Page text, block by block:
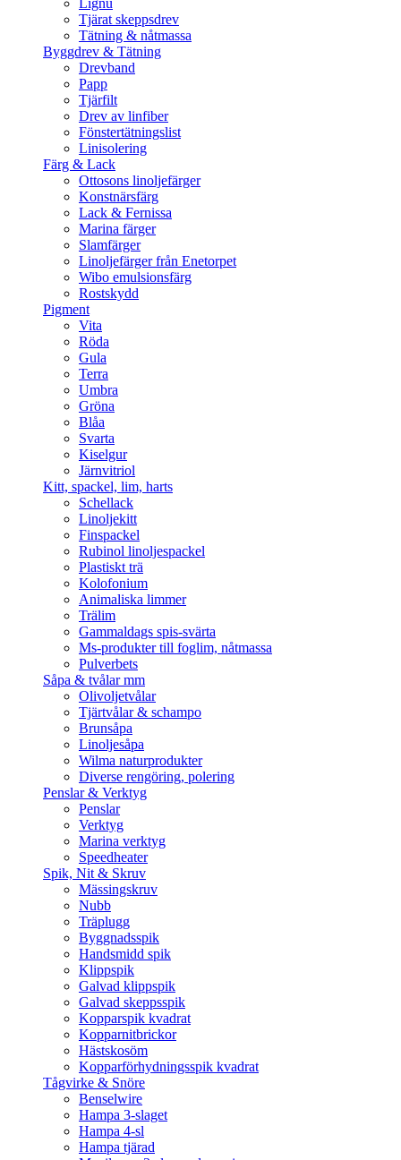
Lignu
Tjärat skeppsdrev
Tätning & nåtmassa
Byggdrev & Tätning
Drevband
Papp
Tjärfilt
Drev av linfiber
Fönstertätningslist
Linisolering
Färg & Lack
Ottosons linoljefärger
Konstnärsfärg
Lack & Fernissa
Marina färger
Slamfärger
Linoljefärger från Enetorpet
Wibo emulsionsfärg
Rostskydd
Pigment
Vita
Röda
Gula
Terra
Umbra
Gröna
Blåa
Svarta
Kiselgur
Järnvitriol
Kitt, spackel, lim, harts
Schellack
Linoljekitt
Finspackel
Rubinol linoljespackel
Plastiskt trä
Kolofonium
Animaliska limmer
Trälim
Gammaldags spis-svärta
Ms-produkter till foglim, nåtmassa
Pulverbets
Såpa & tvålar mm
Olivoljetvålar
Tjärtvålar & schampo
Brunsåpa
Linoljesåpa
Wilma naturprodukter
Diverse rengöring, polering
Penslar & Verktyg
Penslar
Verktyg
Marina verktyg
Speedheater
Spik, Nit & Skruv
Mässingskruv
Nubb
Träplugg
Byggnadsspik
Handsmidd spik
Klippspik
Galvad klippspik
Galvad skeppsspik
Kopparspik kvadrat
Kopparnitbrickor
Hästskosöm
Kopparförhydningsspik kvadrat
Tågvirke & Snöre
Benselwire
Hampa 3-slaget
Hampa 4-sl
Hampa tjärad